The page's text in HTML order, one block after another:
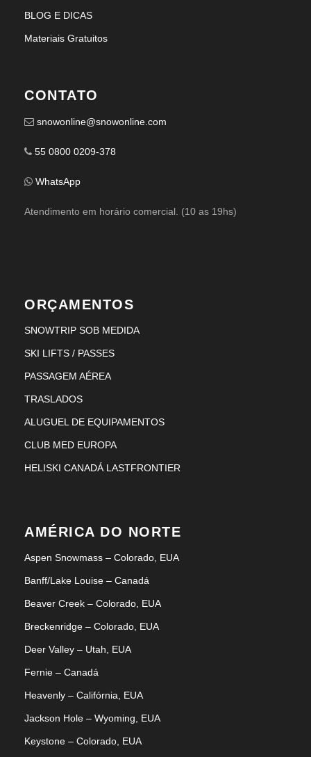
BLOG E DICAS
Materiais Gratuitos
CONTATO
snowonline@snowonline.com
55 0800 0209-378
WhatsApp
Atendimento em horário comercial. (10 as 19hs)
ORÇAMENTOS
SNOWTRIP SOB MEDIDA
SKI LIFTS / PASSES
PASSAGEM AÉREA
TRASLADOS
ALUGUEL DE EQUIPAMENTOS
CLUB MED EUROPA
HELISKI CANADÁ LASTFRONTIER
AMÉRICA DO NORTE
Aspen Snowmass – Colorado, EUA
Banff/Lake Louise – Canadá
Beaver Creek – Colorado, EUA
Breckenridge – Colorado, EUA
Deer Valley – Utah, EUA
Fernie – Canadá
Heavenly – Califórnia, EUA
Jackson Hole – Wyoming, EUA
Keystone – Colorado, EUA